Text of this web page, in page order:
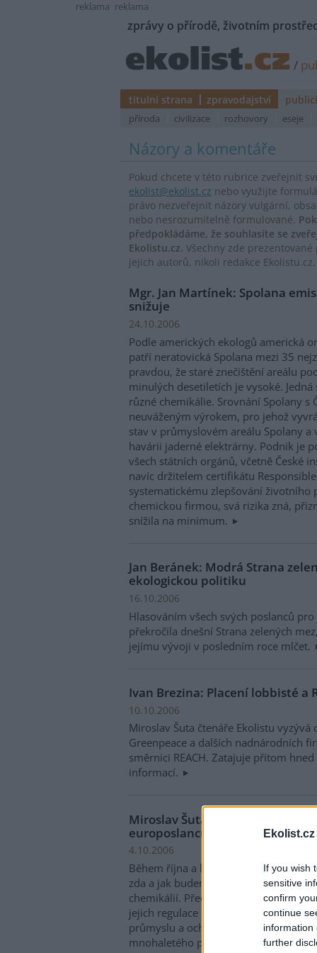
Ekolist.cz
If you wish
sensitive
confirm
continue
information
further
reklama reklama
zprávy o přírodě, životním
/
titulní strana zpravodajství
příroda civilizace rozhovory eseje
Názory a komentáře
Pokud chcete v této rubrice zveřejnit
ekolist@ekolist.cz nebo využijte
právo nezveřejnit názory vulgární,
nebo nesrozumitelně formulované.
předpokládáme, že souhlasíte se
Ekolistu.cz. Všechny zde
jejich autorů, nikoli redakce Ekolistu.cz.
Mgr. Jan Martínek: Spolana
snižuje
24.10.2006
Podle amerických ekologů americká
patří neratovická Spolana mezi 35
pravdou, že staré znečištění areálu
minulých desetiletích je vysoké.
různé chemikálie. Srovnání Spolany s
neuváženým výrokem, pro jehož
stav v průmyslovém areálu Spolany
havárii jaderné elektrárny. Podnik je
všech státních orgánů, včetně České
navíc držitelem certifikátu
systematickému zlepšování životního
chemickou firmou, svá rizika zná,
snížila na minimum.
Jan Beránek: Modrá Strana
ekologickou politiku
16.10.2006
Hlasováním všech svých poslanců
překročila dnešní Strana zelených
jejímu vývoji v posledním roce mlčet.
Ivan Brezina: Placení lobbisté a
10.10.2006
Miroslav Šuta čtenáře Ekolistu vyzývá
Greenpeace a dalších nadnárodních
směrnici REACH. Zatajuje přitom
informací.
Miroslav Šuta: REACH znovu na
europoslancům
4.10.2006
Během října a listopadu se patrně na
zda a jak budeme chráněni před
chemikálií. Před pěti lety odstartovala
jejich regulace s cílem najít
průmyslu a ochranou zdraví a
mnohaletého procesu bude